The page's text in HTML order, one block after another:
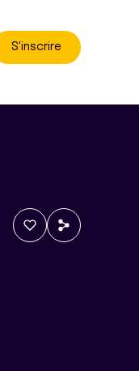
S'inscrire